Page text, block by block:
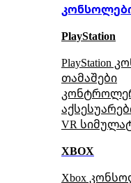
PlayStation
PlayStation
თამაშები
აქსე
VR
XBOX
Xbox